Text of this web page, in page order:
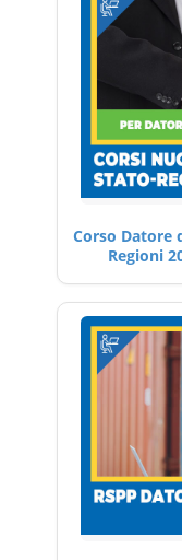
Corso Datore
Regioni